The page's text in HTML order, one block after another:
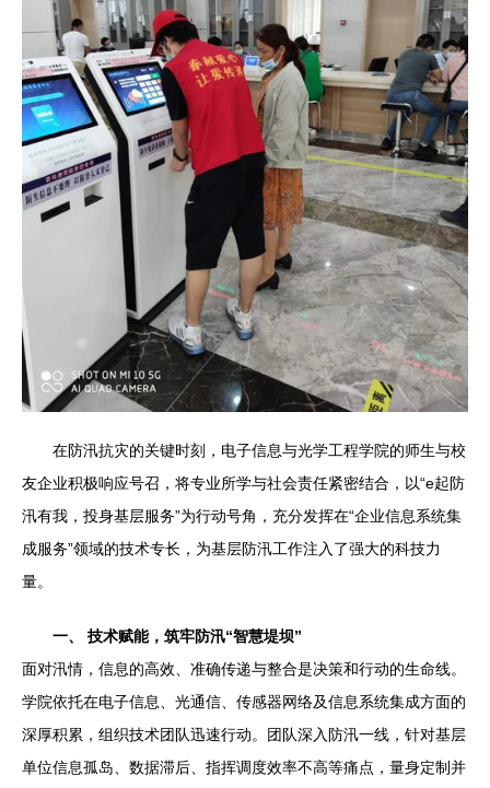
在防汛抗灾的关键时刻，电子信息与光学工程学院的师生与校
友企业积极响应号召，将专业所学与社会责任紧密结合，以“e起防
汛有我，投身基层服务”为行动号角，充分发挥在“企业信息系统集
成服务”领域的技术专长，为基层防汛工作注入了强大的科技力
量。
一、 技术赋能，筑牢防汛“智慧堤坝”
面对汛情，信息的高效、准确传递与整合是决策和行动的生命线。
学院依托在电子信息、光通信、传感器网络及信息系统集成方面的
深厚积累，组织技术团队迅速行动。团队深入防汛一线，针对基层
单位信息孤岛、数据滞后、指挥调度效率不高等痛点，量身定制并